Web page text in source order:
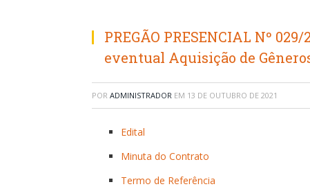
PREGÃO PRESENCIAL Nº
eventual Aquisição de
POR ADMINISTRADOR EM 13 DE OUTUBRO DE 2021
Edital
Minuta do Contrato
Termo de Referência